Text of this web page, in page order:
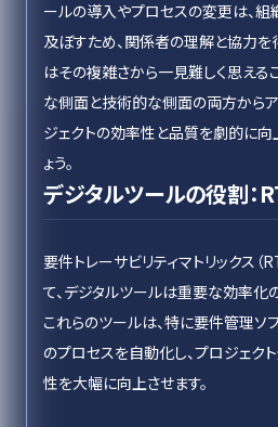
ールの導入やプロセスの変更は、
及ぼすため、関係者の理解と協力を
はその複雑さから一見難しく思える
な側面と技術的な側面の両方からア
ジェクトの効率性と品質を劇的に向
ょう。
デジタルツールの役割：
要件トレーサビリティマトリックス
て、デジタルツールは重要な効率化
これらのツールは、特に要件管理ソ
のプロセスを自動化し、プロジェ
性を大幅に向上させます。